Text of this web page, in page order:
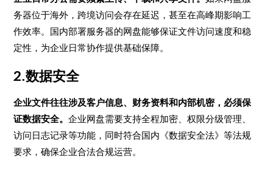
务器位于海外，跨境访问会存在延迟，甚至在高峰期影响工
作效率。国内部署服务器的网盘能够保证文件访问速度和稳
定性，为企业日常协作提供基础保障。
2.数据安全
企业文件往往涉及客户信息、财务资料和内部机密，必须保
证数据安全。企业网盘需要支持全程加密、权限分级管理、
访问日志记录等功能，同时符合国内《数据安全法》等法规
要求，确保企业合法合规运营。